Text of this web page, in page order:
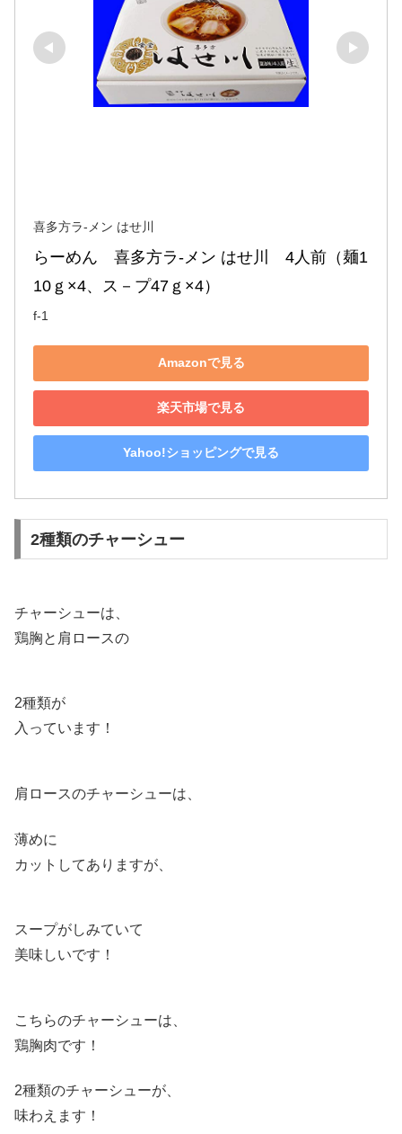
喜多方ラ-メン はせ川
らーめん　喜多方ラ-メン はせ川　4人前（麺1
10ｇ×4、ス－プ47ｇ×4）
f-1
Amazonで見る
楽天市場で見る
Yahoo!ショッピングで見る
2種類のチャーシュー
チャーシューは、
鶏胸と肩ロースの
2種類が
入っています！
肩ロースのチャーシューは、
薄めに
カットしてありますが、
スープがしみていて
美味しいです！
こちらのチャーシューは、
鶏胸肉です！
2種類のチャーシューが、
味わえます！